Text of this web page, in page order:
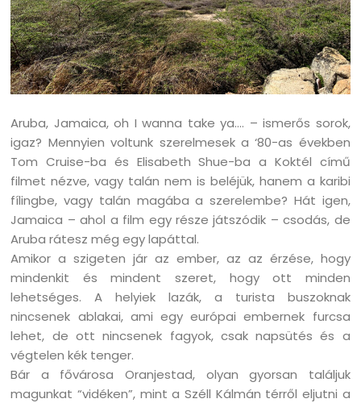
Aruba, Jamaica, oh I wanna take ya…. – ismerős sorok,
igaz? Mennyien voltunk szerelmesek a ‘80-as években
Tom Cruise-ba és Elisabeth Shue-ba a Koktél című
filmet nézve, vagy talán nem is beléjük, hanem a karibi
fílingbe, vagy talán magába a szerelembe? Hát igen,
Jamaica – ahol a film egy része játszódik – csodás, de
Aruba rátesz még egy lapáttal.
Amikor a szigeten jár az ember, az az érzése, hogy
mindenkit és mindent szeret, hogy ott minden
lehetséges. A helyiek lazák, a turista buszoknak
nincsenek ablakai, ami egy európai embernek furcsa
lehet, de ott nincsenek fagyok, csak napsütés és a
végtelen kék tenger.
Bár a fővárosa Oranjestad, olyan gyorsan találjuk
magunkat “vidéken”, mint a Széll Kálmán térről eljutni a